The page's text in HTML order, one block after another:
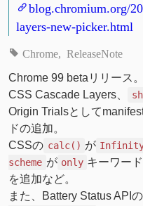
blog.chromium.org/
layers-new-picker.html
Chrome ReleaseNote
Chrome 99 betaリリース。
CSS Cascade Layers、
Origin Trialsとして
ドの追加。
CSSの calc() が
scheme が only キーワー
を追加など。
また、Battery Status APIの